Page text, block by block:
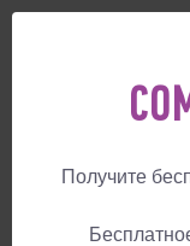
СУРРОГАТНОЕ
Получите